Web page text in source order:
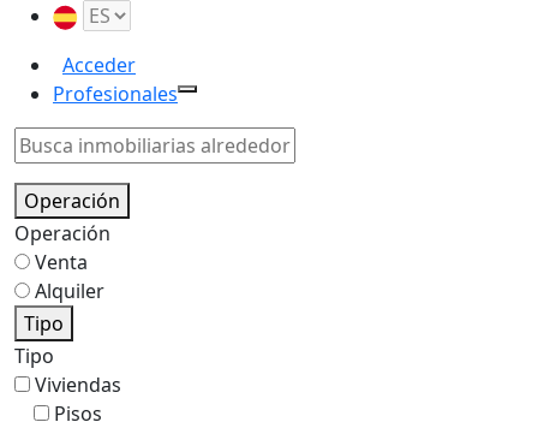
Acceder
Profesionales
Operación
Operación
Venta
Alquiler
Tipo
Tipo
Viviendas
Pisos